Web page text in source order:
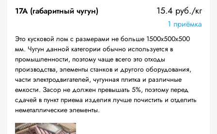
17А (габаритный чугун) 15.4 руб./кг
1 приёмка
Это кусковой лом с размерами не больше 1500х500х500
мм. Чугун данной категории обычно используется в
промышленности, поэтому чаще всего это отходы
производства, элементы станков и другого оборудования,
части электродвигателей, чугунная плитка и различные
емкости. Засор не должен превышать 5%, поэтому перед
сдачей в пункт приема изделия лучше почистить и отделить
неметаллические элементы.